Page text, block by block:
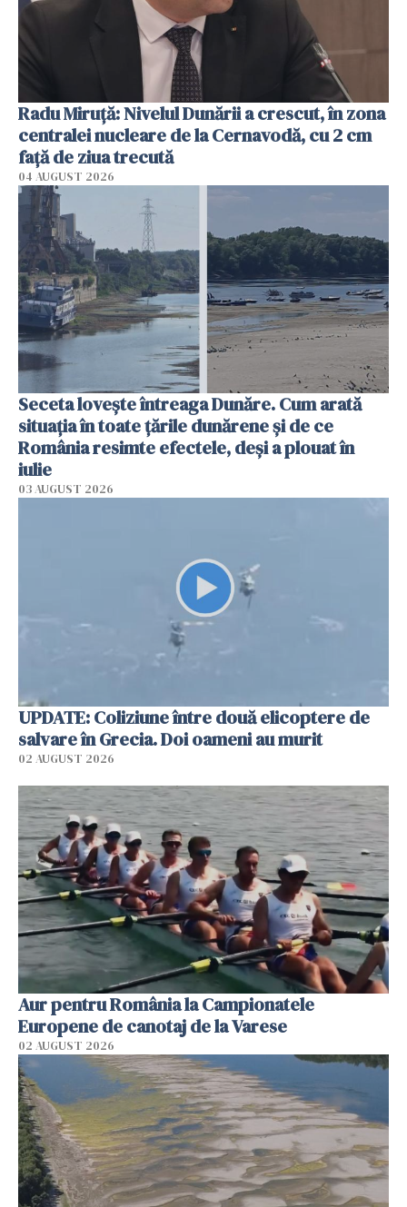
Radu Miruţă: Nivelul Dunării a crescut, în zona
centralei nucleare de la Cernavodă, cu 2 cm
faţă de ziua trecută
04 AUGUST 2026
Seceta lovește întreaga Dunăre. Cum arată
situația în toate țările dunărene și de ce
România resimte efectele, deși a plouat în
iulie
03 AUGUST 2026
UPDATE: Coliziune între două elicoptere de
salvare în Grecia. Doi oameni au murit
02 AUGUST 2026
Aur pentru România la Campionatele
Europene de canotaj de la Varese
02 AUGUST 2026